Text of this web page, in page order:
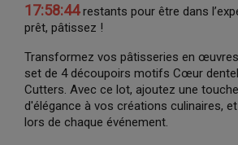
17:58:43restants pour être dans
prêt, pâtissez !
Transformez vos pâtisseries en
set de 4 découpoirs motifs Cœur
Cutters. Avec ce lot, ajoutez une
d'élégance à vos créations culinaires,
lors de chaque événement.